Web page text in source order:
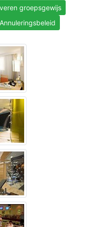
groepsgewijs
Annuleringsbeleid